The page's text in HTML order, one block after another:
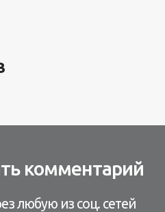
комментарий
любую из соц. сетей